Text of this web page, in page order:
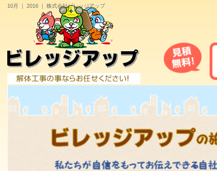
10月 ｜ 2016 ｜ 株式会社ビレッジアップ